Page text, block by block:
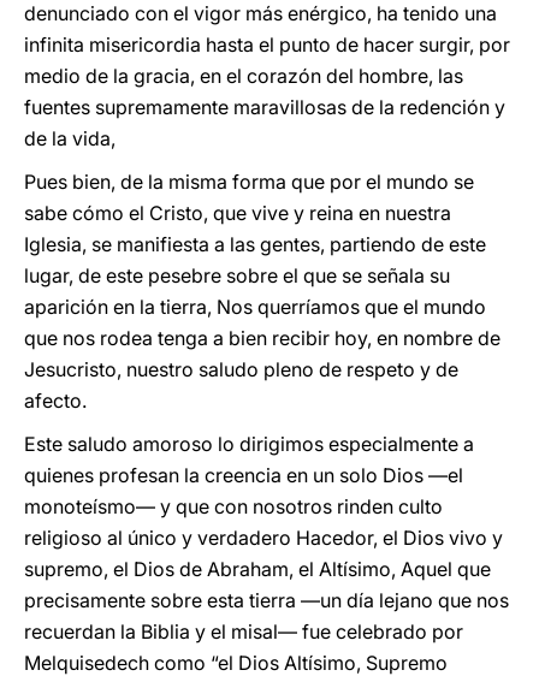
denunciado con el vigor más enérgico, ha tenido una
infinita misericordia hasta el punto de hacer surgir, por
medio de la gracia, en el corazón del hombre, las
fuentes supremamente maravillosas de la redención y
de la vida,
Pues bien, de la misma forma que por el mundo se
sabe cómo el Cristo, que vive y reina en nuestra
Iglesia, se manifiesta a las gentes, partiendo de este
lugar, de este pesebre sobre el que se señala su
aparición en la tierra, Nos querríamos que el mundo
que nos rodea tenga a bien recibir hoy, en nombre de
Jesucristo, nuestro saludo pleno de respeto y de
afecto.
Este saludo amoroso lo dirigimos especialmente a
quienes profesan la creencia en un solo Dios —el
monoteísmo— y que con nosotros rinden culto
religioso al único y verdadero Hacedor, el Dios vivo y
supremo, el Dios de Abraham, el Altísimo, Aquel que
precisamente sobre esta tierra —un día lejano que nos
recuerdan la Biblia y el misal— fue celebrado por
Melquisedech como “el Dios Altísimo, Supremo